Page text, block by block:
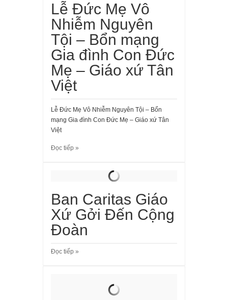
Lễ Đức Mẹ Vô
Nhiễm Nguyên
Tội – Bổn mạng
Gia đình Con Đức
Mẹ – Giáo xứ Tân
Việt
Lễ Đức Mẹ Vô Nhiễm Nguyên Tội – Bổn
mạng Gia đình Con Đức Mẹ – Giáo xứ Tân
Việt
Đọc tiếp »
Ban Caritas Giáo
Xứ Gởi Đến Cộng
Đoàn
Đọc tiếp »